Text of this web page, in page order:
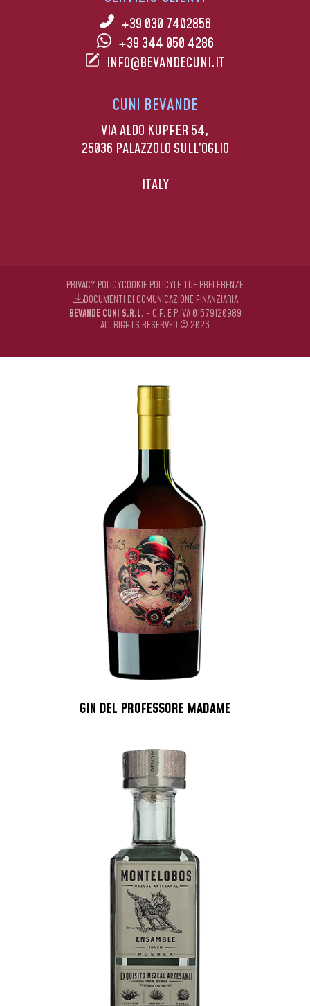
+39 030 7402856
+39 344 050 4286
INFO@BEVANDECUNI.IT
CUNI BEVANDE
VIA ALDO KUPFER 54,
25036 PALAZZOLO SULL’OGLIO
ITALY
BEVANDE CUNI S.R.L. - C.F. E P.IVA 01579120989
ALL RIGHTS RESERVED © 2026
PRIVACY POLICYCOOKIE POLICYLE TUE PREFERENZE
DOCUMENTI DI COMUNICAZIONE FINANZIARIA
GIN DEL PROFESSORE MADAME